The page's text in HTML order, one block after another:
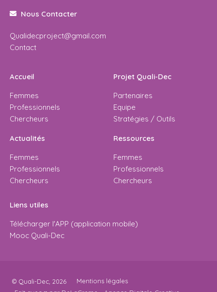
Nous Contacter
Qualidecproject@gmail.com
Contact
Accueil
Femmes
Professionnels
Chercheurs
Projet Quali-Dec
Partenaires
Equipe
Stratégies / Outils
Actualités
Femmes
Professionnels
Chercheurs
Ressources
Femmes
Professionnels
Chercheurs
Liens utiles
Télécharger l'APP (application mobile)
Mooc Quali-Dec
© Quali-Dec, 2026
Mentions légales